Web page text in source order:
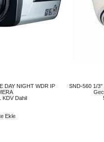
DAY NIGHT WDR IP
KDV Dahil
Ekle
SND-560 1/3''